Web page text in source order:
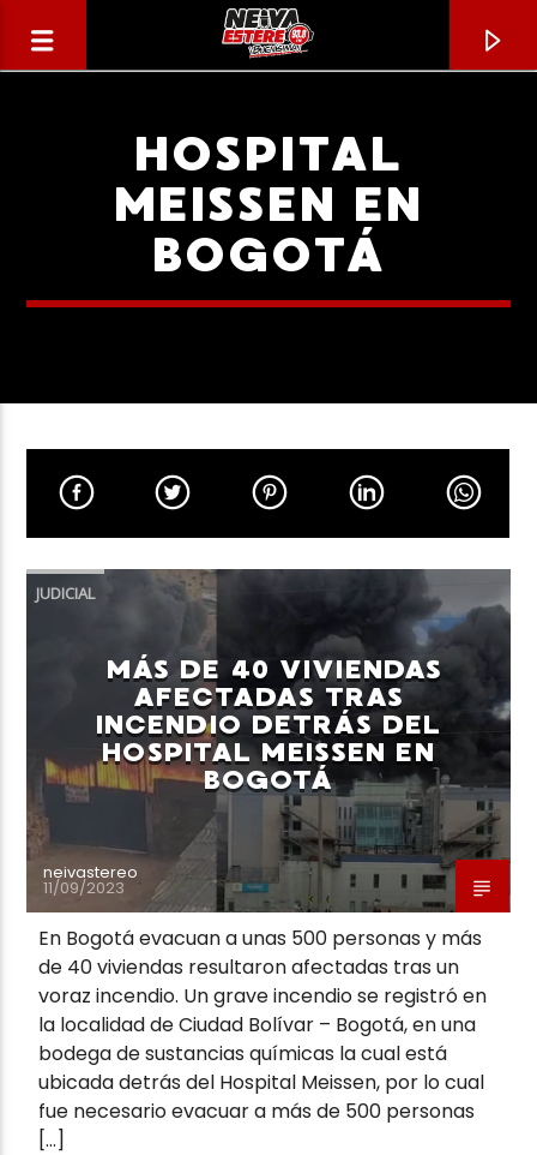
CANCIÓN ACTUAL
TÍTULO
Neiva Estereo
HOSPITAL
MEISSEN EN
BOGOTÁ
JUDICIAL
MÁS DE 40 VIVIENDAS
AFECTADAS TRAS
INCENDIO DETRÁS DEL
HOSPITAL MEISSEN EN
BOGOTÁ
neivastereo
11/09/2023
En Bogotá evacuan a unas 500 personas y más
de 40 viviendas resultaron afectadas tras un
voraz incendio. Un grave incendio se registró en
la localidad de Ciudad Bolívar – Bogotá, en una
bodega de sustancias químicas la cual está
ubicada detrás del Hospital Meissen, por lo cual
fue necesario evacuar a más de 500 personas
[…]